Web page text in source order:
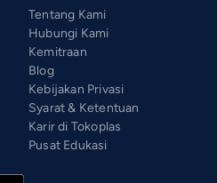
Tentang Kami
Hubungi Kami
Kemitraan
Blog
Kebijakan Privasi
Syarat & Ketentuan
Karir di Tokoplas
Pusat Edukasi